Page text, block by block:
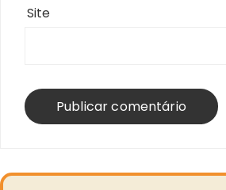
Site